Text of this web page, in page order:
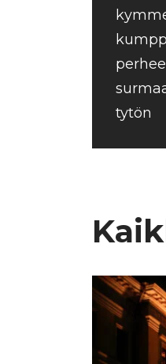
tytön